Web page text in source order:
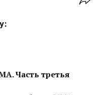
Часть третья